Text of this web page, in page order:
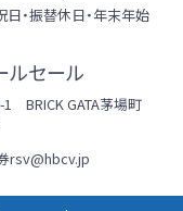
日・振替休日・年末年始
セール
BRICK GATA茅場町
rsv@hbcv.jp